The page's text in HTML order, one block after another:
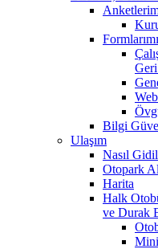
Bilgi
Ulaşım
Nasıl
Otopark
Harita
Halk
ve Durak